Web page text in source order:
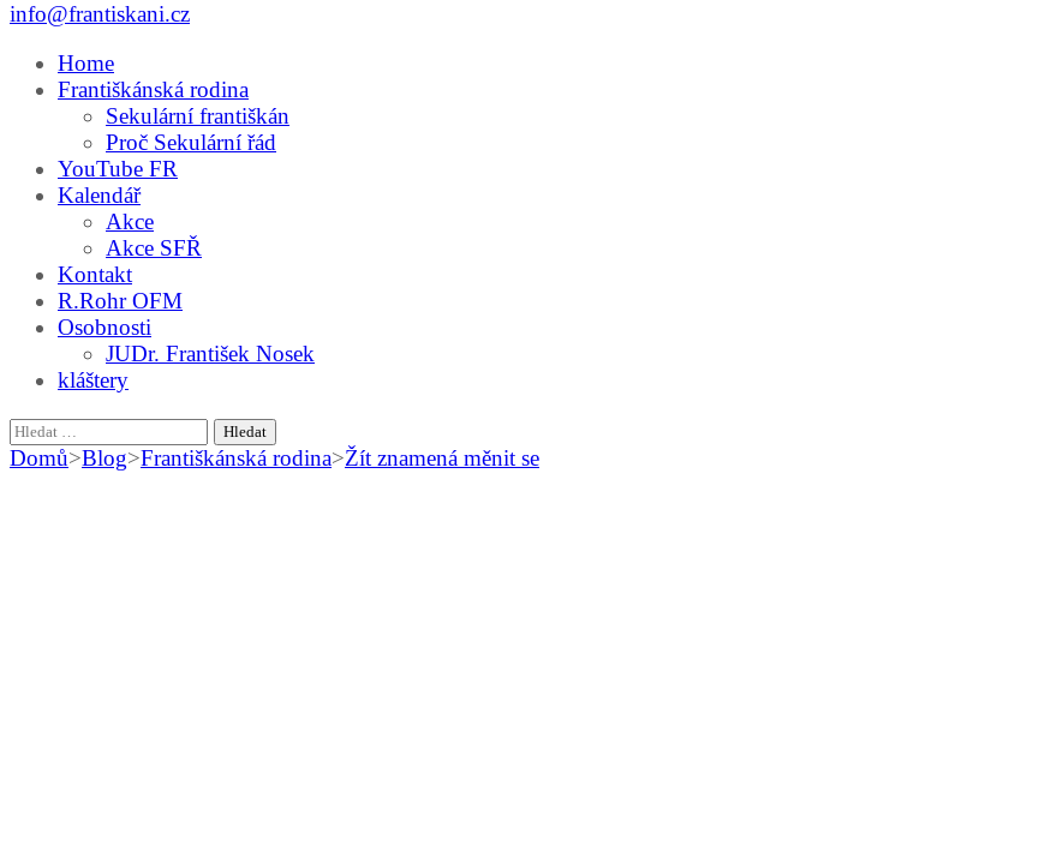
info@frantiskani.cz
Home
Františkánská rodina
Sekulární františkán
Proč Sekulární řád
YouTube FR
Kalendář
Akce
Akce SFŘ
Kontakt
R.Rohr OFM
Osobnosti
JUDr. František Nosek
kláštery
Vyhledávání
Domů>Blog>Františkánská rodina>Žít znamená měnit se